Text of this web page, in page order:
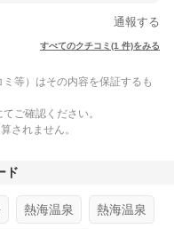
通報する
すべてのクチコミ(1 件)をみる
等）はその内容を保証するも
ご確認ください。
されません。
ド
熱海温泉 熱海温泉